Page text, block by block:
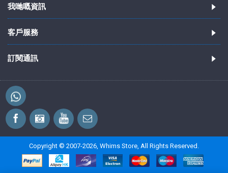
我哋嘅資訊
客戶服務
訂閱通訊
Copyright © 2007-2026, Whims Store, All Rights Reserved.